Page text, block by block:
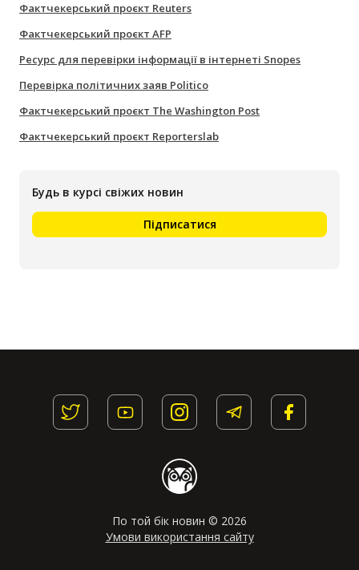
Фактчекерський проєкт Reuters
Фактчекерський проєкт AFP
Ресурс для перевірки інформації в інтернеті Snopes
Перевірка політичних заяв Politico
Фактчекерський проєкт The Washington Post
Фактчекерський проєкт Reporterslab
Будь в курсі свіжих новин
Підписатися
По той бік новин © 2026
Умови використання сайту